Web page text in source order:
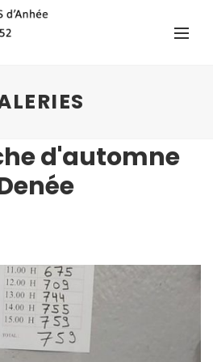
d'automne